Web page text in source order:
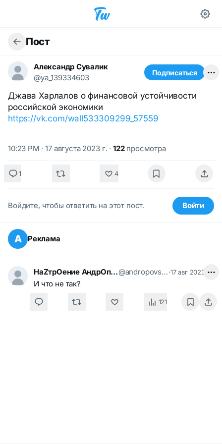
Пост
Александр Сувалик
@ya_139334603
Подписаться
Джава Харлалов о финансовой устойчивости
российской экономики
https://vk.com/wall533309299_57559
10:23 PM · 17 августа 2023 г. · 122просмотра
1 4
Войдите, чтобы ответить на этот пост. Войти
А Реклама
НаZтрOение АндрOпоVа @andropovspirit·17 авг 2023
И что не так?
121